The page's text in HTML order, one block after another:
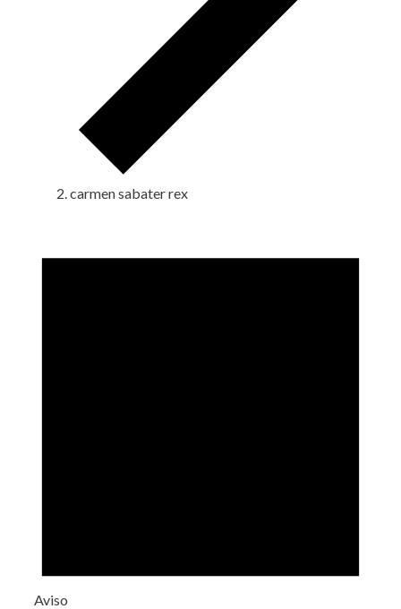
carmen sabater rex
en
Aviso